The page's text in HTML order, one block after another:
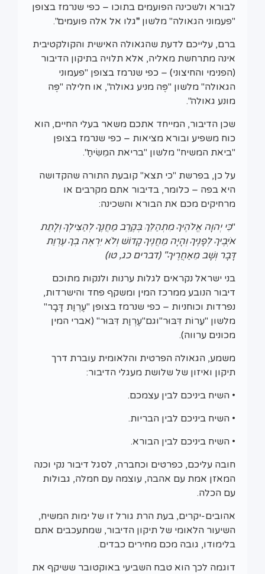
לבורא ולשכינה הפועמים בתוכו – כפי שנרמז בצופן
"פעמוני הגאולה" מלשון "גלו אל אלה פועמים".
ברם, עלייכם לדעת שהגאולה האישית והקולקטיבית
אינה מתרחשת מאליה, אלא תלויה בתיקון הדיבור
(הפנימי והחיצוני) – כפי שנרמז בצופן "פעמוני
הגאולה" מלשון "פֶּה מניע גאולה", או חלילה "פֶּה
מונע גאולה".
שכן הדיבור, המייחד אתכם משאר בעלי החיים, הוא
כוח משפיע ובורא מציאות – כפי שנרמז בצופן
"ביאת המשיח" מלשון "בריאת המֵשִׂיחַ".
על כן, בפרשת "כי תצא" קובעת התורה שהקדושה
היא בפה – כלומר, בדיבור אתם מקרבים או
מרחיקים מכם את הבורא והשכינה:
"כִּי יְהוָה אֱלֹהֶיךָ מִתְהַלֵּךְ בְּקֶרֶב מַחֲנֶךָ לְהַצִּילְךָ וְלָתֵת
אֹיְבֶיךָ לְפָנֶיךָ וְהָיָה מַחֲנֶיךָ קָדוֹשׁ וְלֹא יִרְאֶה בְךָ עֶרְוַת
דָּבָר וְשָׁב מֵאַחֲרֶיךָ" (דברים כג, טו)
בני ישראל נקראים לגלות ערנות ולנקות מתוכם
דיבור הנובע ממרכז המין ומשקף פחד והישרדות,
נפרדות וכוחניות – כפי שנרמז בצופן "עֶרְוַת דָּבָר"
מלשון "עֵרוֹת דִּבּוּר"וגם"עֶרְוַת דִּבּוּר" (אברי המין
מכונים ערווה).
משמע, הגאולה הפרטית והלאומית עוברת דרך
תיקון ואיזון של שלושת מעגלי הדיבור:
• השיח ביניכם לבין עצמכם.
• השיח ביניכם לבין הבריות.
• השיח ביניכם לבין הבורא.
חובה עליכם, כפרטים וכחברה, לסגל דיבור נקי וכנה
המאזן אמת עם אהבה, עוצמה עם חמלה, גבולות
עם הכלה.
אהובים-יקרים, בעת הרת גורל זו של ימות המשיח,
השיעור הלאומי של תיקון הדיבור, שמתעכבים אתם
בלימודו, גובה מכם מחירים כבדים.
דוגמה לכך הוא טבח השביעי באוקטובר ששיקף את